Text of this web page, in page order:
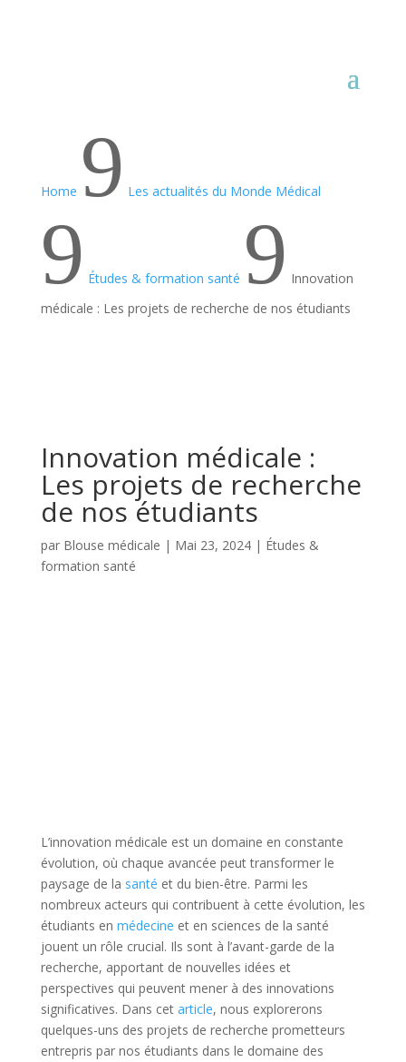
Home 9 Les actualités du Monde Médical
9 Études & formation santé 9 Innovation
médicale : Les projets de recherche de nos étudiants
Innovation médicale :
Les projets de recherche
de nos étudiants
par Blouse médicale | Mai 23, 2024| Études &
formation santé
L’innovation médicale est un domaine en constante
évolution, où chaque avancée peut transformer le
paysage de la santé et du bien-être. Parmi les
nombreux acteurs qui contribuent à cette évolution, les
étudiants en médecine et en sciences de la santé
jouent un rôle crucial. Ils sont à l’avant-garde de la
recherche, apportant de nouvelles idées et
perspectives qui peuvent mener à des innovations
significatives. Dans cet article, nous explorerons
quelques-uns des projets de recherche prometteurs
entrepris par nos étudiants dans le domaine des